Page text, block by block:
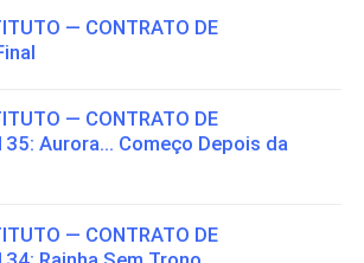
— CONTRATO DE
— CONTRATO DE
Aurora... Começo Depois da
— CONTRATO DE